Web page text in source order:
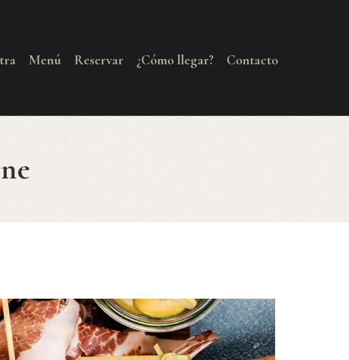
Menú Reservar ¿Cómo llegar? Contacto